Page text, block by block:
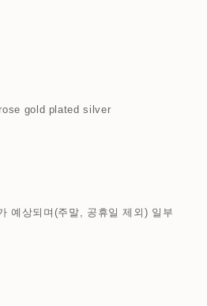
gold plated silver
예상되며(주말, 공휴일 제외) 일부